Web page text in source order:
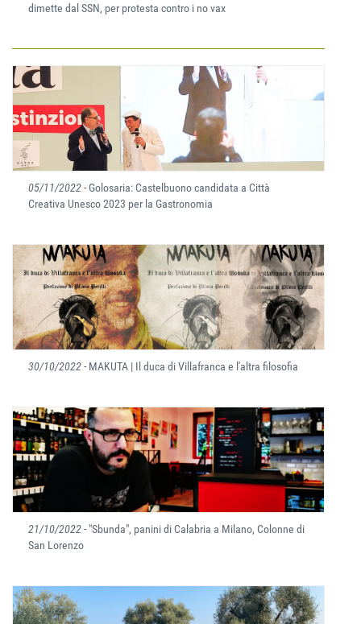
dimette dal SSN, per protesta contro i no vax
05/11/2022- Golosaria: Castelbuono candidata a Città
Creativa Unesco 2023 per la Gastronomia
30/10/2022- MAKUTA | Il duca di Villafranca e l'altra filosofia
21/10/2022- "Sbunda", panini di Calabria a Milano, Colonne di
San Lorenzo